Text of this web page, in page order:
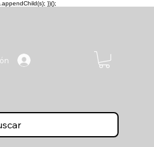
})();